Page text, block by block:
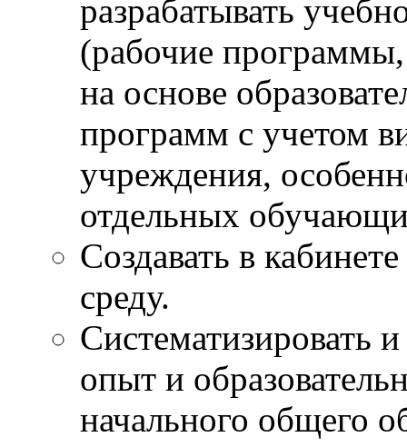
разрабатывать
(рабочие
на основе
программ с учетом
учреждения,
отдельных
Создавать в
среду.
Систематизировать
опыт и
начального общего